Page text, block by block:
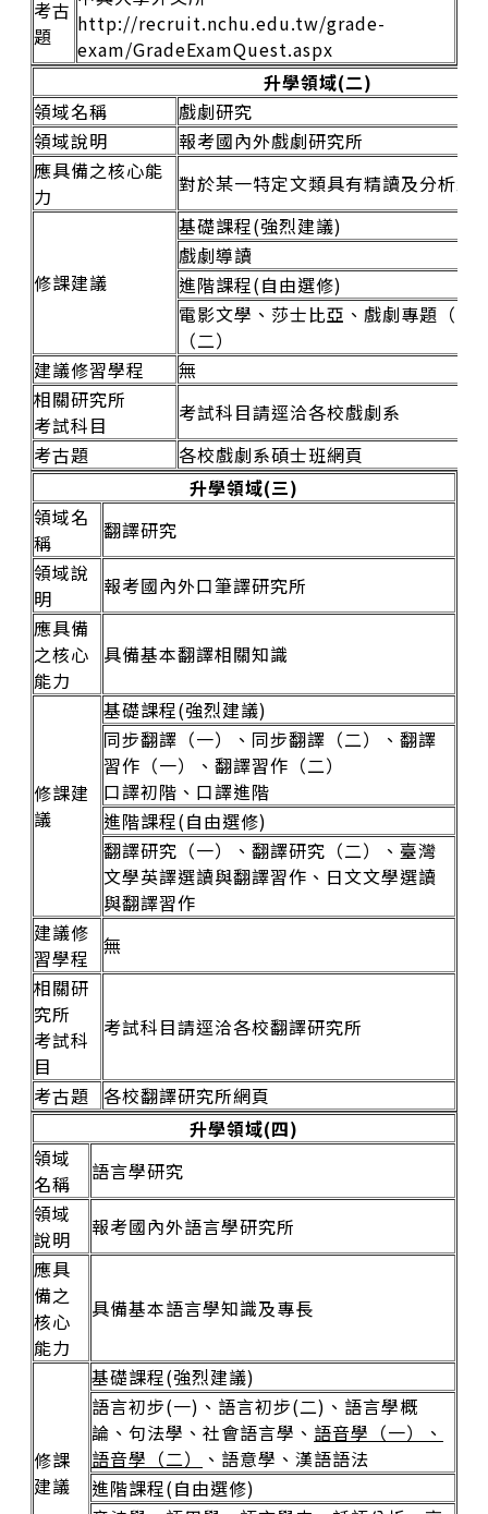
考古
題
http://recruit.nchu.edu.tw/grade-
exam/GradeExamQuest.aspx
升學領域(二)
領域名稱
戲劇研究
領域說明
報考國內外戲劇研究所
應具備之核心能
力
對於某一特定文類具有精讀及分析思
修課建議
基礎課程(強烈建議)
戲劇導讀
進階課程(自由選修)
電影文學、莎士比亞、戲劇專題（一
（二）
建議修習學程
無
相關研究所
考試科目
考試科目請逕洽各校戲劇系
考古題
各校戲劇系碩士班網頁
升學領域(三)
領域名
稱
翻譯研究
領域說
明
報考國內外口筆譯研究所
應具備
之核心
能力
具備基本翻譯相關知識
修課建
議
基礎課程(強烈建議)
同步翻譯（一）、同步翻譯（二）、翻譯
習作（一）、翻譯習作（二）
口譯初階、口譯進階
進階課程(自由選修)
翻譯研究（一）、翻譯研究（二）、臺灣
文學英譯選讀與翻譯習作、日文文學選讀
與翻譯習作
建議修
習學程
無
相關研
究所
考試科
目
考試科目請逕洽各校翻譯研究所
考古題 各校翻譯研究所網頁
升學領域(四)
領域
名稱
語言學研究
領域
說明
報考國內外語言學研究所
應具
備之
核心
能力
具備基本語言學知識及專長
修課
建議
基礎課程(強烈建議)
語言初步(一)、語言初步(二)、語言學概
論、句法學、社會語言學、 語音學（一）、
語音學（二）
、語意學、漢語語法
進階課程(自由選修)